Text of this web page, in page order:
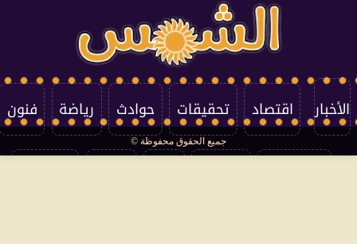
الأخبار اقتصاد تحقيقات حوادث رياضة فنون
جميع الحقوق محفوظة ©